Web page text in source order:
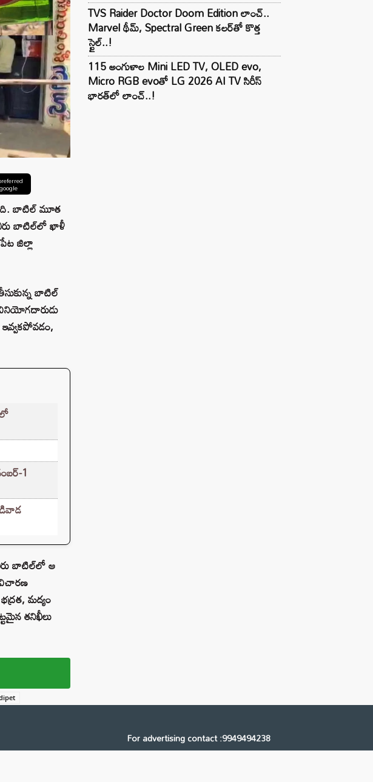
బాటిల్ మూత
బాటిల్‌లో ఖాళీ
జిల్లా
బాటిల్
1
బీరు బాటిల్‌లో ఆ
మద్యం
తనిఖీలు
TVS Raider Doctor Doom Edition లాంచ్..
Marvel థీమ్, Spectral Green కలర్‌తో కొత్త
స్టైల్..!
115 అంగుళాల Mini LED TV, OLED evo,
Micro RGB evoతో LG 2026 AI TV సిరీస్
భారత్‌లో లాంచ్..!
For advertising contact :9949494238
Email: digital@ntvnetwork.com